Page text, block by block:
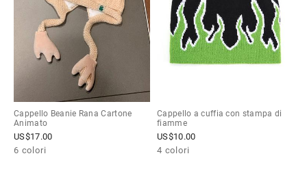
Cappello Beanie Rana Cartone
Animato
US$17.00
6 colori
Cappello a cuffia con stampa di
fiamme
US$10.00
4 colori